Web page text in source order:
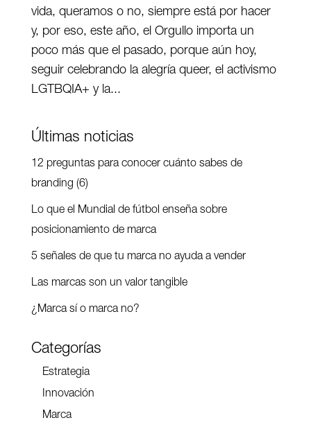
vida, queramos o no, siempre está por hacer
y, por eso, este año, el Orgullo importa un
poco más que el pasado, porque aún hoy,
seguir celebrando la alegría queer, el activismo
LGTBQIA+ y la...
Últimas noticias
12 preguntas para conocer cuánto sabes de
branding (6)
Lo que el Mundial de fútbol enseña sobre
posicionamiento de marca
5 señales de que tu marca no ayuda a vender
Las marcas son un valor tangible
¿Marca sí o marca no?
Categorías
Estrategia
Innovación
Marca